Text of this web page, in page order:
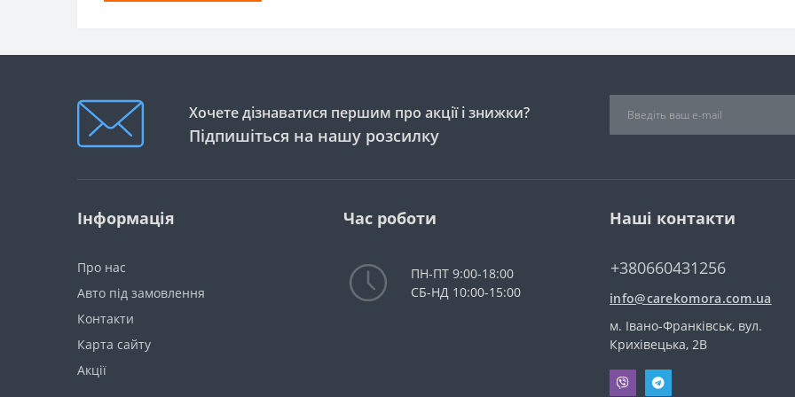
Хочете дізнаватися першим про акції і знижки?
Підпишіться на нашу розсилку
Інформація
Про нас
Авто під замовлення
Контакти
Карта сайту
Акції
Час роботи
ПН-ПТ 9:00-18:00
СБ-НД 10:00-15:00
Наші контакти
+380660431256
info@carekomora.com.ua
м. Івано-Франківськ, вул.
Крихівецька, 2В